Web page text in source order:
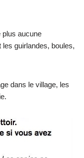
plus aucune
guirlandes, boules,
dans le village, les